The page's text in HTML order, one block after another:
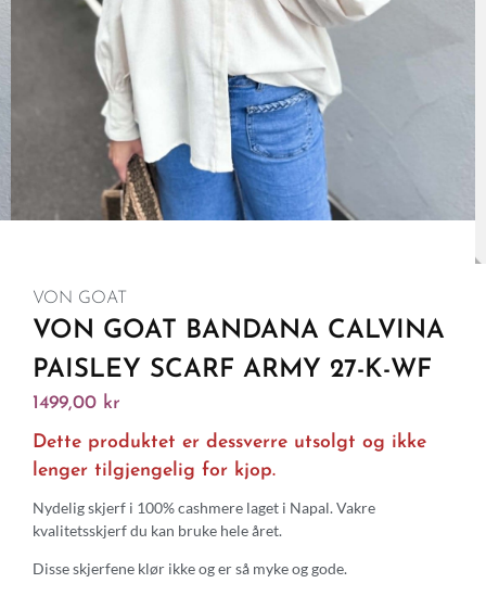
VON GOAT
VON GOAT BANDANA CALVINA
PAISLEY SCARF ARMY 27-K-WF
1499,00 kr
Dette produktet er dessverre utsolgt og ikke
lenger tilgjengelig for kjop.
Nydelig skjerf i 100% cashmere laget i Napal. Vakre
kvalitetsskjerf du kan bruke hele året.
Disse skjerfene klør ikke og er så myke og gode.